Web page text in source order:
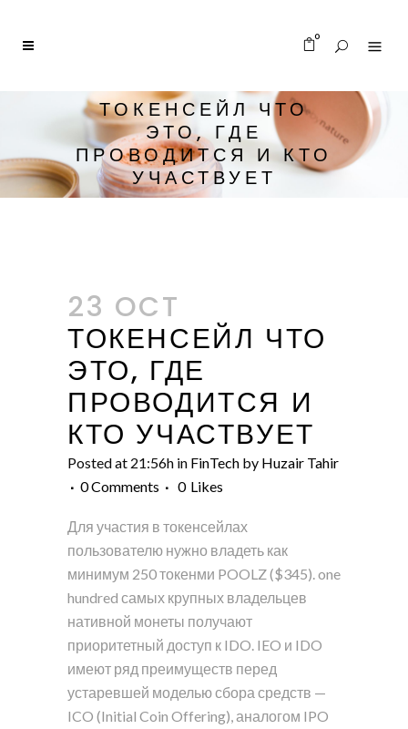
0
ТОКЕНСЕЙЛ ЧТО
ЭТО, ГДЕ
ПРОВОДИТСЯ И КТО
УЧАСТВУЕТ
23 OCT
ТОКЕНСЕЙЛ ЧТО
ЭТО, ГДЕ
ПРОВОДИТСЯ И
КТО УЧАСТВУЕТ
Posted at 21:56h in FinTech by Huzair Tahir
0 Comments
0 Likes
Для участия в токенсейлах
пользователю нужно владеть как
минимум 250 токенми POOLZ ($345). one
hundred самых крупных владельцев
нативной монеты получают
приоритетный доступ к IDO. IEO и IDO
имеют ряд преимуществ перед
устаревшей моделью сбора средств —
ICO (Initial Coin Offering), аналогом IPO